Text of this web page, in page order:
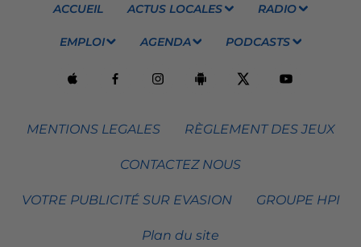
ACCUEIL ACTUS LOCALES RADIO
EMPLOI AGENDA PODCASTS
MENTIONS LEGALES RÈGLEMENT DES JEUX
CONTACTEZ NOUS
VOTRE PUBLICITÉ SUR EVASION GROUPE HPI
Plan du site